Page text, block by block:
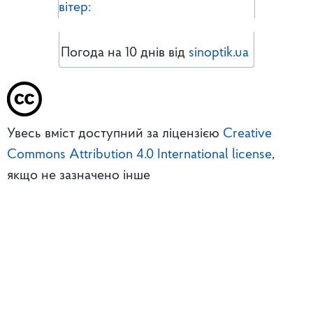
вітер:
Погода на 10 днів від sinoptik.ua
Увесь вміст доступний за ліцензією Creative
Commons Attribution 4.0 International license,
якщо не зазначено інше